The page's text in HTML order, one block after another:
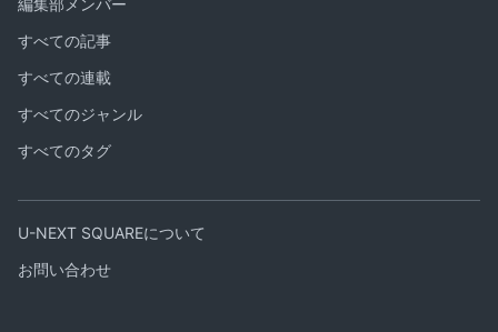
編集部メンバー
すべての記事
すべての連載
すべてのジャンル
すべてのタグ
U-NEXT SQUAREについて
お問い合わせ